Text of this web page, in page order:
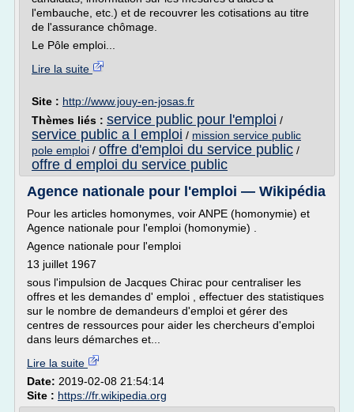
l'embauche, etc.) et de recouvrer les cotisations au titre
de l'assurance chômage.
Le Pôle emploi...
Lire la suite
Site : http://www.jouy-en-josas.fr
Thèmes liés : service public pour l'emploi /
service public a l emploi / mission service public
pole emploi / offre d'emploi du service public /
offre d emploi du service public
Agence nationale pour l'emploi — Wikipédia
Pour les articles homonymes, voir ANPE (homonymie) et
Agence nationale pour l'emploi (homonymie) .
Agence nationale pour l'emploi
13 juillet 1967
sous l'impulsion de Jacques Chirac pour centraliser les
offres et les demandes d' emploi , effectuer des statistiques
sur le nombre de demandeurs d'emploi et gérer des
centres de ressources pour aider les chercheurs d'emploi
dans leurs démarches et...
Lire la suite
Date: 2019-02-08 21:54:14
Site : https://fr.wikipedia.org